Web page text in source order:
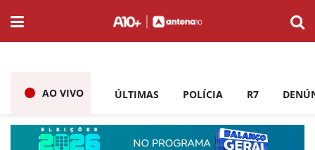
AO VIVO ÚLTIMAS POLÍCIA R7